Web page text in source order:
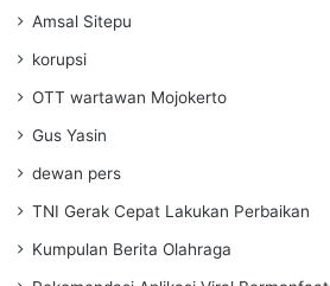
Amsal Sitepu
korupsi
OTT wartawan Mojokerto
Gus Yasin
dewan pers
TNI Gerak Cepat Lakukan Perbaikan
Kumpulan Berita Olahraga